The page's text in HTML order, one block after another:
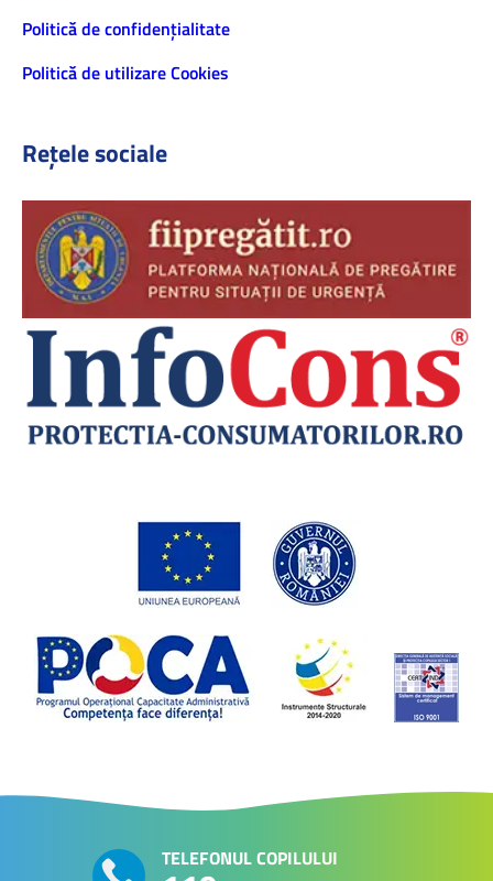
Politică de confidenţialitate
Politică de utilizare Cookies
Rețele sociale
TELEFONUL COPILULUI